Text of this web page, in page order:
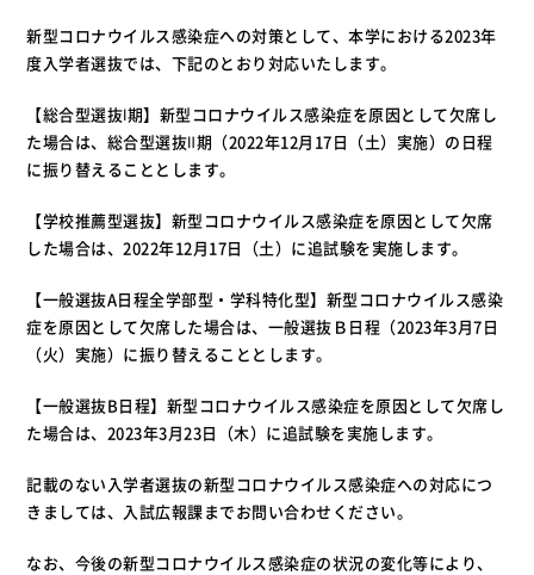
新型コロナウイルス感染症への対策として、本学における2023年
度入学者選抜では、下記のとおり対応いたします。
【総合型選抜Ⅰ期】新型コロナウイルス感染症を原因として欠席し
た場合は、総合型選抜Ⅱ期（2022年12月17日（土）実施）の日程
に振り替えることとします。
【学校推薦型選抜】新型コロナウイルス感染症を原因として欠席
した場合は、2022年12月17日（土）に追試験を実施します。
【一般選抜A日程全学部型・学科特化型】新型コロナウイルス感染
症を原因として欠席した場合は、一般選抜Ｂ日程（2023年3月7日
（火）実施）に振り替えることとします。
【一般選抜B日程】新型コロナウイルス感染症を原因として欠席し
た場合は、2023年3月23日（木）に追試験を実施します。
記載のない入学者選抜の新型コロナウイルス感染症への対応につ
きましては、入試広報課までお問い合わせください。
なお、今後の新型コロナウイルス感染症の状況の変化等により、